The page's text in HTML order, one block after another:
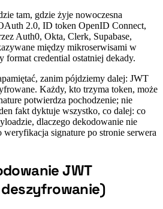
tam, gdzie żyje nowoczesna
2.0, ID token OpenID Connect,
Auth0, Okta, Clerk, Supabase,
między mikroserwisami w
format credential ostatniej dekady.
zanim pójdziemy dalej: JWT
Każdy, kto trzyma token, może
potwierdza pochodzenie; nie
fakt dyktuje wszystko, co dalej: co
dlaczego dekodowanie nie
weryfikacja signature po stronie serwera
JWT